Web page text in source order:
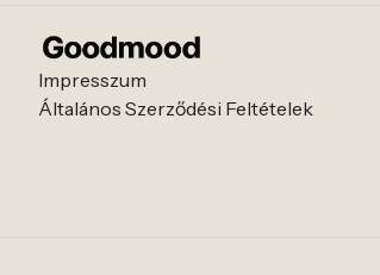
Impresszum
Általános Szerződési Feltételek